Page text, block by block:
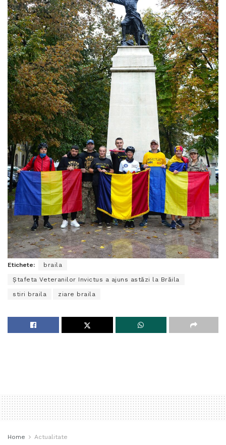
Etichete: braila
Ștafeta Veteranilor Invictus a ajuns astăzi la Brăila
stiri braila ziare braila
Home Actualitate